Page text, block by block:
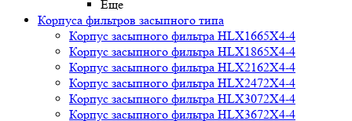
Еще
Корпуса фильтров засыпного типа
Корпус засыпного фильтра HLX1665X4-4
Корпус засыпного фильтра HLX1865X4-4
Корпус засыпного фильтра HLX2162X4-4
Корпус засыпного фильтра HLX2472X4-4
Корпус засыпного фильтра HLX3072X4-4
Корпус засыпного фильтра HLX3672X4-4